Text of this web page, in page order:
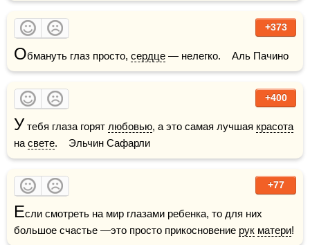
+373
Обмануть глаз просто, сердце — нелегко.    Аль Пачино
+400
У тебя глаза горят любовью, а это самая лучшая красота
на свете.    Эльчин Сафарли
+77
Если смотреть на мир глазами ребенка, то для них
большое счастье —это просто прикосновение рук матери!